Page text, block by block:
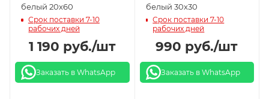
белый 20х60
Срок поставки 7-10
рабочих дней
1 190 руб./шт
Заказать в WhatsApp
белый 30х30
Срок поставки 7-10
рабочих дней
990 руб./шт
Заказать в WhatsApp